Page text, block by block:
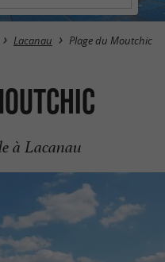
Lacanau Plage du Moutchic
à Lacanau